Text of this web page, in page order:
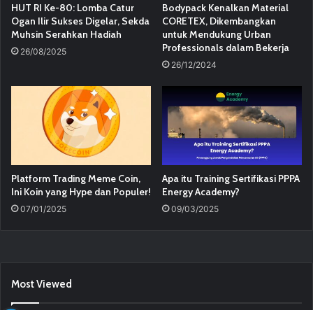
HUT RI Ke-80: Lomba Catur
Ogan Ilir Sukses Digelar, Sekda
Muhsin Serahkan Hadiah
26/08/2025
Bodypack Kenalkan Material
CORETEX, Dikembangkan
untuk Mendukung Urban
Professionals dalam Bekerja
26/12/2024
Platform Trading Meme Coin,
Ini Koin yang Hype dan Populer!
07/01/2025
Apa itu Training Sertifikasi PPPA
Energy Academy?
09/03/2025
Most Viewed